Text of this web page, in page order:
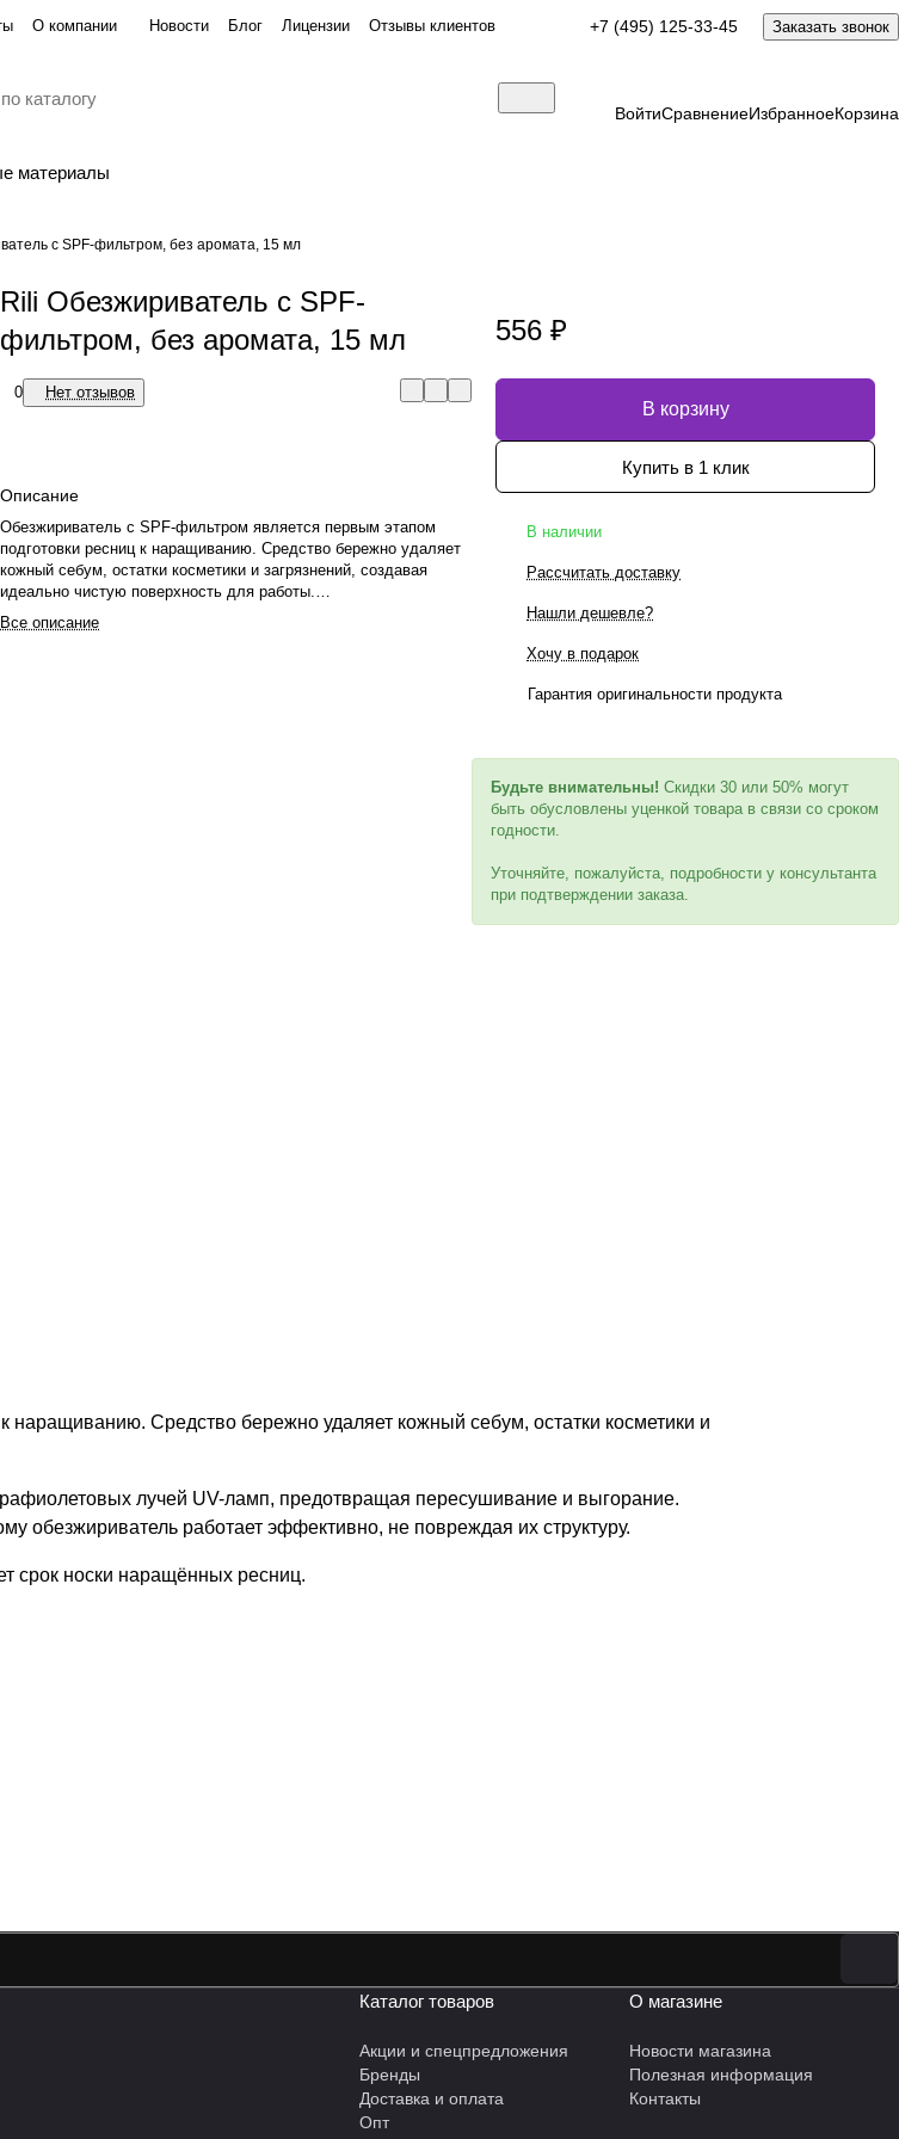
О компании Новости Блог Лицензии Отзывы клиентов +7 (495) 125-33-45 Заказать звонок
ВойтиСравнениеИзбранноеКорзина
материалы
с SPF-фильтром, без аромата, 15 мл
Rili Обезжириватель с SPF-
фильтром, без аромата, 15 мл
0 Нет отзывов
Описание
Обезжириватель с SPF-фильтром является первым этапом
подготовки ресниц к наращиванию. Средство бережно удаляет
кожный себум, остатки косметики и загрязнений, создавая
идеально чистую поверхность для работы.
Формула с SPF-фильтром защищает ресницы от негативного
Все описание
556 ₽
В корзину
Купить в 1 клик
В наличии
Рассчитать доставку
Нашли дешевле?
Хочу в подарок
Гарантия оригинальности продукта
Будьте внимательны! Скидки 30 или 50% могут
быть обусловлены уценкой товара в связи со сроком
годности.
Уточняйте, пожалуйста, подробности у консультанта
при подтверждении заказа.
Средство бережно удаляет кожный себум, остатки косметики и
лучей UV-ламп, предотвращая пересушивание и выгорание.
обезжириватель работает эффективно, не повреждая их структуру.
срок носки наращённых ресниц.
Каталог товаров
Акции и спецпредложения
Бренды
Доставка и оплата
Опт
О магазине
Новости магазина
Полезная информация
Контакты